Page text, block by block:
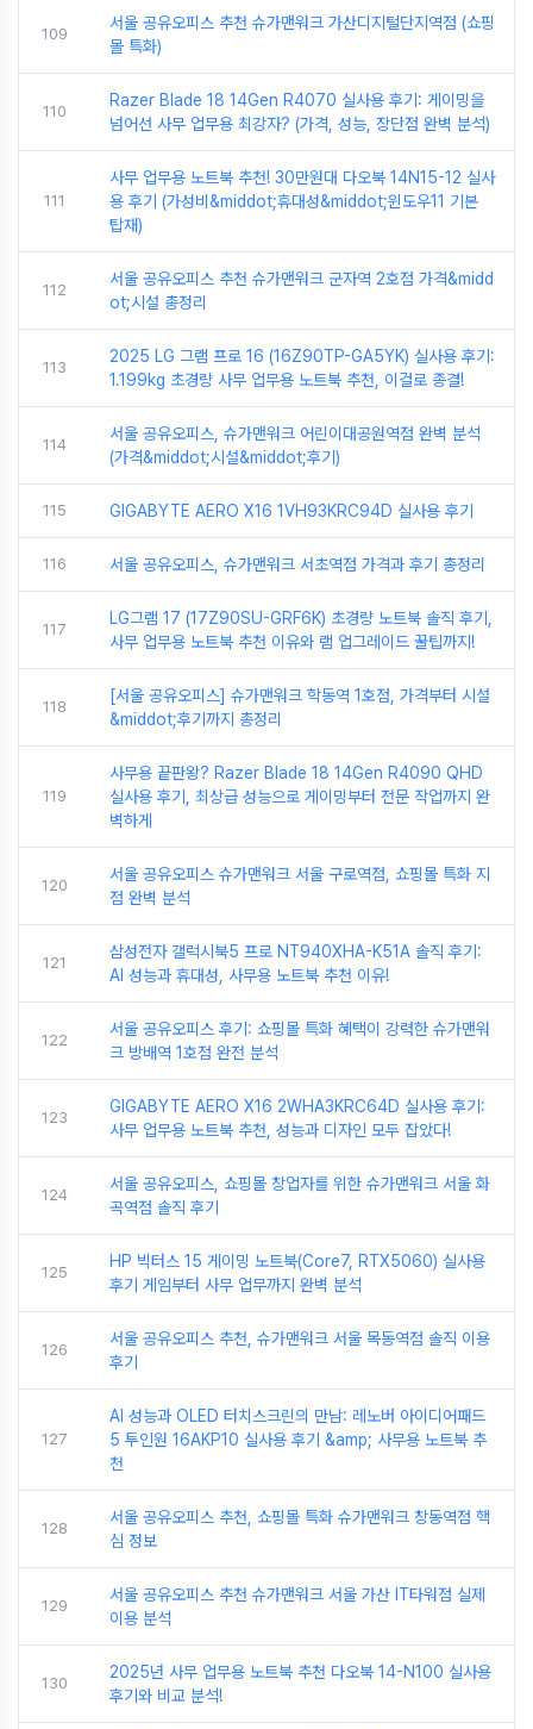
109
서울 공유오피스 추천 슈가맨워크 가산디지털단지역점 (쇼핑
몰 특화)
110
Razer Blade 18 14Gen R4070 실사용 후기: 게이밍을
넘어선 사무 업무용 최강자? (가격, 성능, 장단점 완벽 분석)
111
사무 업무용 노트북 추천! 30만원대 다오북 14N15-12 실사
용 후기 (가성비&middot;휴대성&middot;윈도우11 기본
탑재)
112
서울 공유오피스 추천 슈가맨워크 군자역 2호점 가격&midd
ot;시설 총정리
113
2025 LG 그램 프로 16 (16Z90TP-GA5YK) 실사용 후기:
1.199kg 초경량 사무 업무용 노트북 추천, 이걸로 종결!
114
서울 공유오피스, 슈가맨워크 어린이대공원역점 완벽 분석
(가격&middot;시설&middot;후기)
115 GIGABYTE AERO X16 1VH93KRC94D 실사용 후기
116 서울 공유오피스, 슈가맨워크 서초역점 가격과 후기 총정리
117
LG그램 17 (17Z90SU-GRF6K) 초경량 노트북 솔직 후기,
사무 업무용 노트북 추천 이유와 램 업그레이드 꿀팁까지!
118
[서울 공유오피스] 슈가맨워크 학동역 1호점, 가격부터 시설
&middot;후기까지 총정리
119
사무용 끝판왕? Razer Blade 18 14Gen R4090 QHD
실사용 후기, 최상급 성능으로 게이밍부터 전문 작업까지 완
벽하게
120
서울 공유오피스 슈가맨워크 서울 구로역점, 쇼핑몰 특화 지
점 완벽 분석
121
삼성전자 갤럭시북5 프로 NT940XHA-K51A 솔직 후기:
AI 성능과 휴대성, 사무용 노트북 추천 이유!
122
서울 공유오피스 후기: 쇼핑몰 특화 혜택이 강력한 슈가맨워
크 방배역 1호점 완전 분석
123
GIGABYTE AERO X16 2WHA3KRC64D 실사용 후기:
사무 업무용 노트북 추천, 성능과 디자인 모두 잡았다!
124
서울 공유오피스, 쇼핑몰 창업자를 위한 슈가맨워크 서울 화
곡역점 솔직 후기
125
HP 빅터스 15 게이밍 노트북(Core7, RTX5060) 실사용
후기 게임부터 사무 업무까지 완벽 분석
126
서울 공유오피스 추천, 슈가맨워크 서울 목동역점 솔직 이용
후기
127
AI 성능과 OLED 터치스크린의 만남: 레노버 아이디어패드
5 투인원 16AKP10 실사용 후기 &amp; 사무용 노트북 추
천
128
서울 공유오피스 추천, 쇼핑몰 특화 슈가맨워크 창동역점 핵
심 정보
129
서울 공유오피스 추천 슈가맨워크 서울 가산 IT타워점 실제
이용 분석
130
2025년 사무 업무용 노트북 추천 다오북 14-N100 실사용
후기와 비교 분석!